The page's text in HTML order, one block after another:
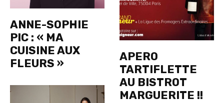
ANNE-SOPHIE
PIC : « MA
CUISINE AUX
FLEURS »
APERO
TARTIFLETTE
AU BISTROT
MARGUERITE !!